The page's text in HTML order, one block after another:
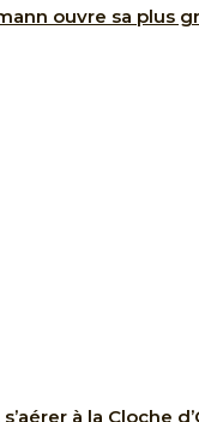
ouvre sa plus
à la Cloche